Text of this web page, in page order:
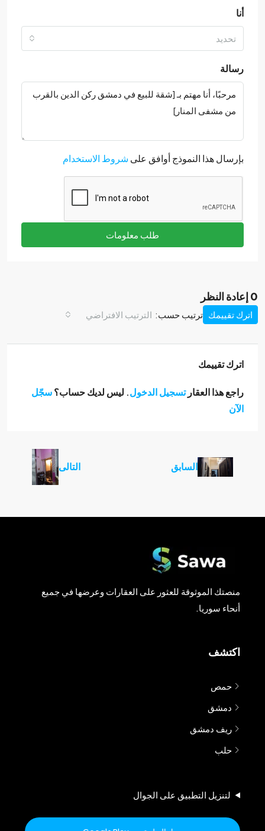
أنا
تحديد
رسالة
بإرسال هذا النموذج أوافق على شروط الاستخدام
طلب معلومات
0 إعادة النظر
ترتيب حسب: الترتيب الافتراضي اترك تقييمك
اترك تقييمك
راجع هذا العقارتسجيل الدخول. ليس لديك حساب؟سجّل
الآن
السابق التالى
منصتك الموثوقة للعثور على العقارات وعرضها في جميع
أنحاء سوريا.
اكتشف
حمص
دمشق
ريف دمشق
حلب
لتنزيل التطبيق على الجوال